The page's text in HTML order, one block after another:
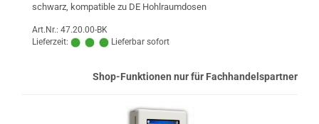
schwarz, kompatible zu DE Hohlraumdosen
Art.Nr.: 47.20.00-BK
Lieferzeit:
Lieferbar sofort
Shop-Funktionen nur für Fachhandelspartner